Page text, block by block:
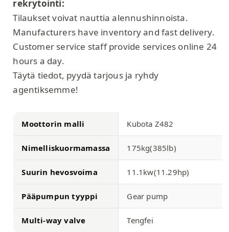
rekrytointi:
Tilaukset voivat nauttia alennushinnoista.
Manufacturers have inventory and fast delivery.
Customer service staff provide services online 24
hours a day.
Täytä tiedot, pyydä tarjous ja ryhdy
agentiksemme!
Moottorin malli Kubota Z482
Nimelliskuormamassa 175kg(385lb)
Suurin hevosvoima 11.1kw(11.29hp)
Pääpumpun tyyppi Gear pump
Multi-way valve Tengfei